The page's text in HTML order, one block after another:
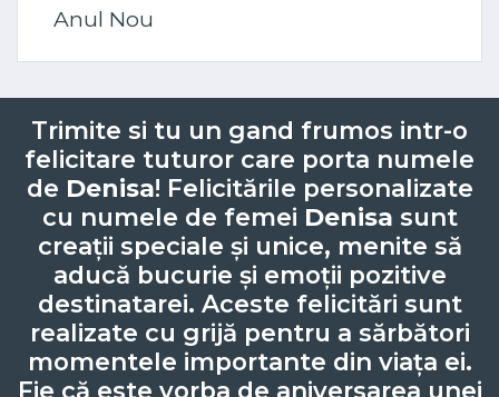
Anul Nou
Trimite si tu un gand frumos intr-o
felicitare tuturor care porta numele
de Denisa! Felicitările personalizate
cu numele de femei Denisa sunt
creații speciale și unice, menite să
aducă bucurie și emoții pozitive
destinatarei. Aceste felicitări sunt
realizate cu grijă pentru a sărbători
momentele importante din viața ei.
Fie că este vorba de aniversarea unei